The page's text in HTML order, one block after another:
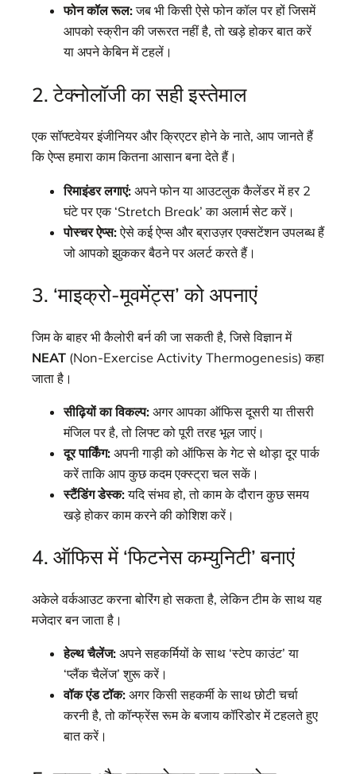
फोन कॉल रूल:जब भी किसी ऐसे फोन कॉल पर हों जिसमें
आपको स्क्रीन की जरूरत नहीं है, तो खड़े होकर बात करें
या अपने केबिन में टहलें।
2. टेक्नोलॉजी का सही इस्तेमाल
एक सॉफ्टवेयर इंजीनियर और क्रिएटर होने के नाते, आप जानते हैं
कि ऐप्स हमारा काम कितना आसान बना देते हैं।
रिमाइंडर लगाएं: अपने फोन या आउटलुक कैलेंडर में हर 2
घंटे पर एक ‘Stretch Break’ का अलार्म सेट करें।
पोस्चर ऐप्स:ऐसे कई ऐप्स और ब्राउज़र एक्सटेंशन उपलब्ध हैं
जो आपको झुककर बैठने पर अलर्ट करते हैं।
3. ‘माइक्रो-मूवमेंट्स’ को अपनाएं
जिम के बाहर भी कैलोरी बर्न की जा सकती है, जिसे विज्ञान में
NEAT (Non-Exercise Activity Thermogenesis) कहा
जाता है।
सीढ़ियों का विकल्प: अगर आपका ऑफिस दूसरी या तीसरी
मंजिल पर है, तो लिफ्ट को पूरी तरह भूल जाएं।
दूर पार्किंग: अपनी गाड़ी को ऑफिस के गेट से थोड़ा दूर पार्क
करें ताकि आप कुछ कदम एक्स्ट्रा चल सकें।
स्टैंडिंग डेस्क:यदि संभव हो, तो काम के दौरान कुछ समय
खड़े होकर काम करने की कोशिश करें।
4. ऑफिस में ‘फिटनेस कम्युनिटी’ बनाएं
अकेले वर्कआउट करना बोरिंग हो सकता है, लेकिन टीम के साथ यह
मजेदार बन जाता है।
हेल्थ चैलेंज: अपने सहकर्मियों के साथ ‘स्टेप काउंट’ या
‘प्लैंक चैलेंज’ शुरू करें।
वॉक एंड टॉक: अगर किसी सहकर्मी के साथ छोटी चर्चा
करनी है, तो कॉन्फ्रेंस रूम के बजाय कॉरिडोर में टहलते हुए
बात करें।